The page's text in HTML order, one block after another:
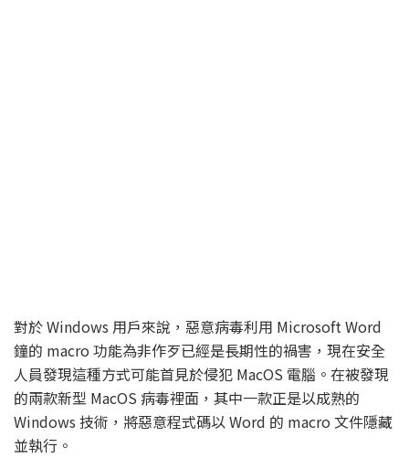
對於 Windows 用戶來說，惡意病毒利用 Microsoft Word
鐘的 macro 功能為非作歹已經是長期性的禍害，現在安全
人員發現這種方式可能首見於侵犯 MacOS 電腦。在被發現
的兩款新型 MacOS 病毒裡面，其中一款正是以成熟的
Windows 技術，將惡意程式碼以 Word 的 macro 文件隱藏
並執行。